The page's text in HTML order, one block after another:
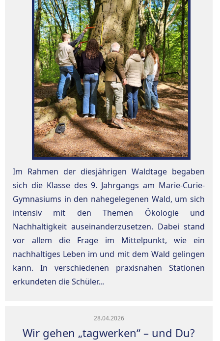
Im Rahmen der diesjährigen Waldtage begaben
sich die Klasse des 9. Jahrgangs am Marie-Curie-
Gymnasiums in den nahegelegenen Wald, um sich
intensiv mit den Themen Ökologie und
Nachhaltigkeit auseinanderzusetzen. Dabei stand
vor allem die Frage im Mittelpunkt, wie ein
nachhaltiges Leben im und mit dem Wald gelingen
kann. In verschiedenen praxisnahen Stationen
erkundeten die Schüler...
28.04.2026
Wir gehen „tagwerken“ – und Du?